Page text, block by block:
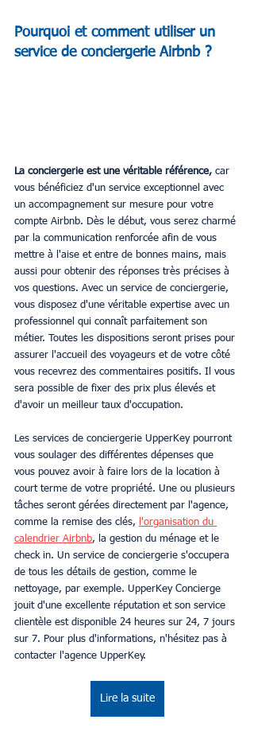
Pourquoi et comment utiliser un
service de conciergerie Airbnb ?
La conciergerie est une véritable référence, car
vous bénéficiez d'un service exceptionnel avec
un accompagnement sur mesure pour votre
compte Airbnb. Dès le début, vous serez charmé
par la communication renforcée afin de vous
mettre à l'aise et entre de bonnes mains, mais
aussi pour obtenir des réponses très précises à
vos questions. Avec un service de conciergerie,
vous disposez d'une véritable expertise avec un
professionnel qui connaît parfaitement son
métier. Toutes les dispositions seront prises pour
assurer l'accueil des voyageurs et de votre côté
vous recevrez des commentaires positifs. Il vous
sera possible de fixer des prix plus élevés et
d'avoir un meilleur taux d'occupation.
Les services de conciergerie UpperKey pourront
vous soulager des différentes dépenses que
vous pouvez avoir à faire lors de la location à
court terme de votre propriété. Une ou plusieurs
tâches seront gérées directement par l'agence,
comme la remise des clés,
l'organisation du
calendrier Airbnb, la gestion du ménage et le
check in. Un service de conciergerie s'occupera
de tous les détails de gestion, comme le
nettoyage, par exemple. UpperKey Concierge
jouit d'une excellente réputation et son service
clientèle est disponible 24 heures sur 24, 7 jours
sur 7. Pour plus d'informations, n'hésitez pas à
contacter l'agence UpperKey.
Lire la suite